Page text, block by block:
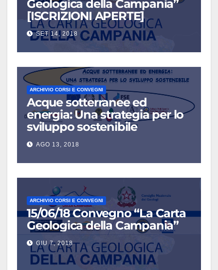
Geologica della Campania”
[ISCRIZIONI APERTE]
SET 14, 2018
ARCHIVIO CORSI E CONVEGNI
Acque sotterranee ed
energia: Una strategia per lo
sviluppo sostenibile
AGO 13, 2018
ARCHIVIO CORSI E CONVEGNI
15/06/18 Convegno “La Carta
Geologica della Campania”
GIU 7, 2018